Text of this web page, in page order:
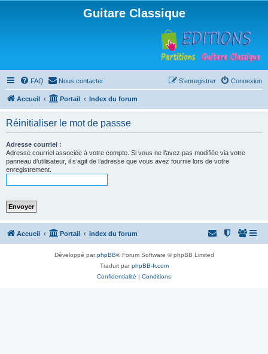
Guitare Classique
FAQ Nous contacter Connexion
S’enregistrer
Accueil Portail Index du forum
Réinitialiser le mot de passse
Adresse courriel :
Adresse courriel associée à votre compte. Si vous ne l’avez pas modifiée via votre
panneau d’utilisateur, il s’agit de l’adresse que vous avez fournie lors de votre
enregistrement.
Accueil Portail Index du forum
Développé parphpBB® Forum Software © phpBB Limited
Traduit parphpBB-fr.com
Confidentialité | Conditions